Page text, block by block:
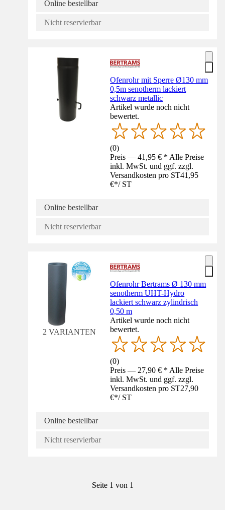
Online bestellbar
Nicht reservierbar
Ofenrohr mit Sperre Ø130 mm
0,5m senotherm lackiert
schwarz metallic
Artikel wurde noch nicht
bewertet.
(0)
Preis — 41,95 € * Alle Preise
inkl. MwSt. und ggf. zzgl.
Versandkosten pro ST41,95
€*/ ST
Online bestellbar
Nicht reservierbar
2 VARIANTEN
Ofenrohr Bertrams Ø 130 mm
senotherm UHT-Hydro
lackiert schwarz zylindrisch
0,50 m
Artikel wurde noch nicht
bewertet.
(0)
Preis — 27,90 € * Alle Preise
inkl. MwSt. und ggf. zzgl.
Versandkosten pro ST27,90
€*/ ST
Online bestellbar
Nicht reservierbar
Seite 1 von 1